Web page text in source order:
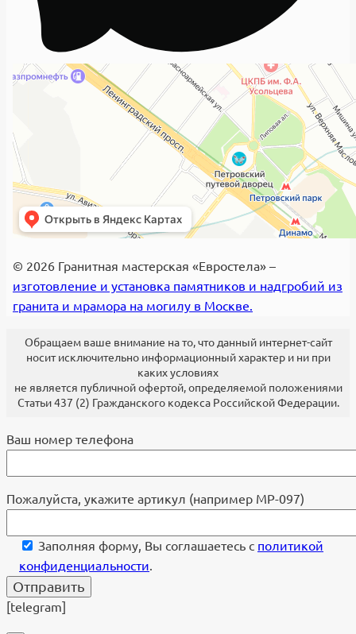
© 2026 Гранитная мастерская «Евростела» –
изготовление и установка памятников и надгробий из
гранита и мрамора на могилу в Москве.
Обращаем ваше внимание на то, что данный интернет-сайт
носит исключительно информационный характер и ни при
каких условиях
не является публичной офертой, определяемой положениями
Статьи 437 (2) Гражданского кодекса Российской Федерации.
Ваш номер телефона
Пожалуйста, укажите артикул (например МР-097)
Заполняя форму, Вы соглашаетесь с политикой
конфиденциальности.
[telegram]